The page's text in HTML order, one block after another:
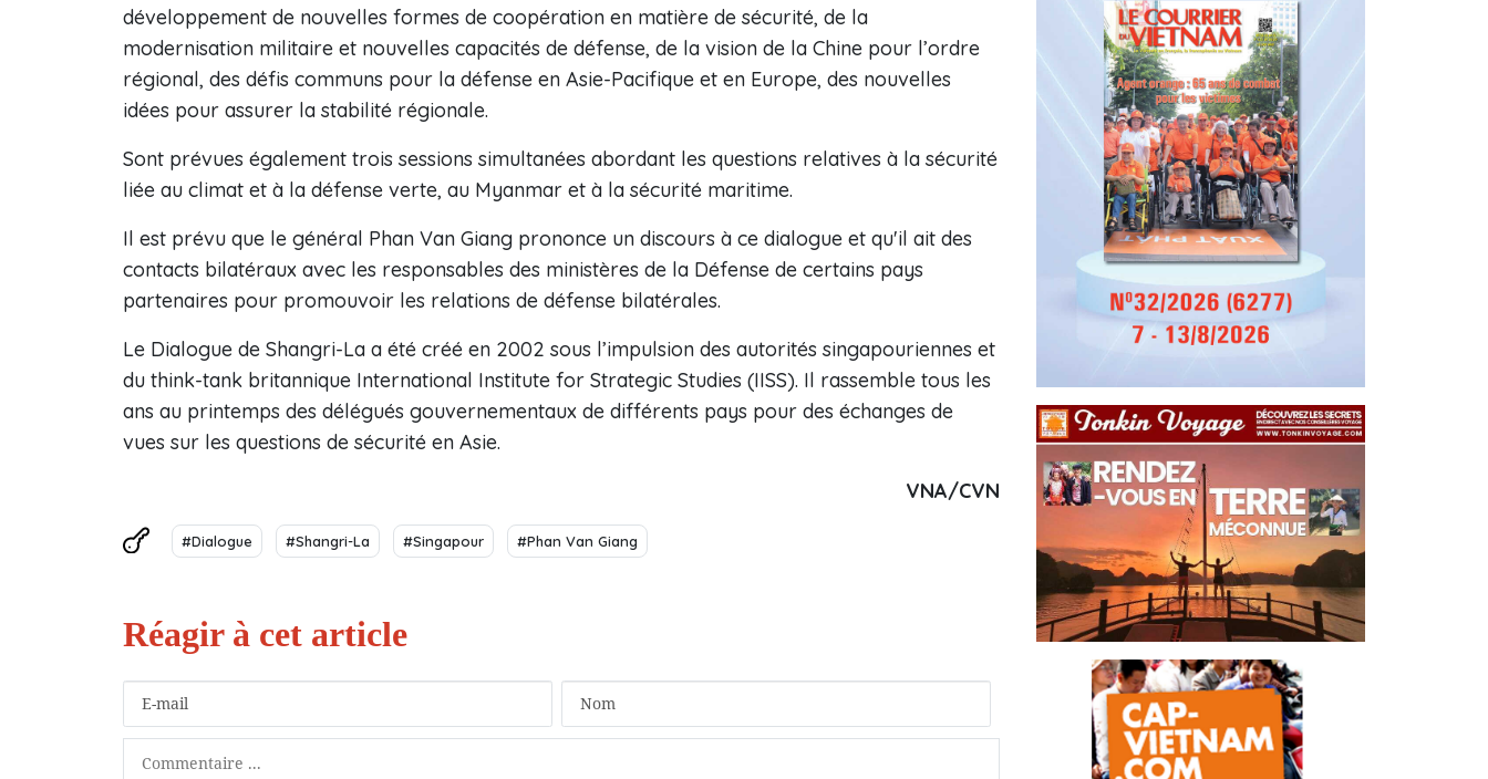
développement de nouvelles formes de coopération en matière de sécurité, de la
modernisation militaire et nouvelles capacités de défense, de la vision de la Chine pour l’ordre
régional, des défis communs pour la défense en Asie-Pacifique et en Europe, des nouvelles
idées pour assurer la stabilité régionale.
Sont prévues également trois sessions simultanées abordant les questions relatives à la sécurité
liée au climat et à la défense verte, au Myanmar et à la sécurité maritime.
Il est prévu que le général Phan Van Giang prononce un discours à ce dialogue et qu'il ait des
contacts bilatéraux avec les responsables des ministères de la Défense de certains pays
partenaires pour promouvoir les relations de défense bilatérales.
Le Dialogue de Shangri-La a été créé en 2002 sous l’impulsion des autorités singapouriennes et
du think-tank britannique International Institute for Strategic Studies (IISS). Il rassemble tous les
ans au printemps des délégués gouvernementaux de différents pays pour des échanges de
vues sur les questions de sécurité en Asie.
VNA/CVN
#Dialogue #Shangri-La #Singapour #Phan Van Giang